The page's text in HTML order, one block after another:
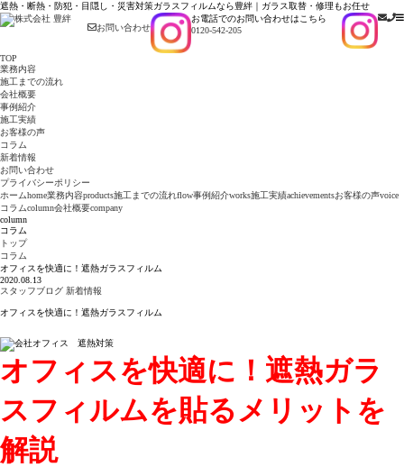
遮熱・断熱・防犯・目隠し・災害対策ガラスフィルムなら豊絆｜ガラス取替・修理もお任せ
お問い合わせ
お電話でのお問い合わせはこちら
0120-542-205
TOP
業務内容
施工までの流れ
会社概要
事例紹介
施工実績
お客様の声
コラム
新着情報
お問い合わせ
プライバシーポリシー
ホームhome業務内容products施工までの流れflow事例紹介works施工実績achievementsお客様の声voice
コラムcolumn会社概要company
column
コラム
トップ
コラム
オフィスを快適に！遮熱ガラスフィルム
2020.08.13
スタッフブログ 新着情報
オフィスを快適に！遮熱ガラスフィルム
オフィスを快適に！遮熱ガラ
スフィルムを貼るメリットを
解説